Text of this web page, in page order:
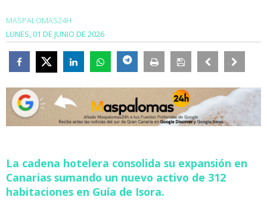
MASPALOMAS24H
LUNES, 01 DE JUNIO DE 2026
La cadena hotelera consolida su expansión en
Canarias sumando un nuevo activo de 312
habitaciones en Guía de Isora.